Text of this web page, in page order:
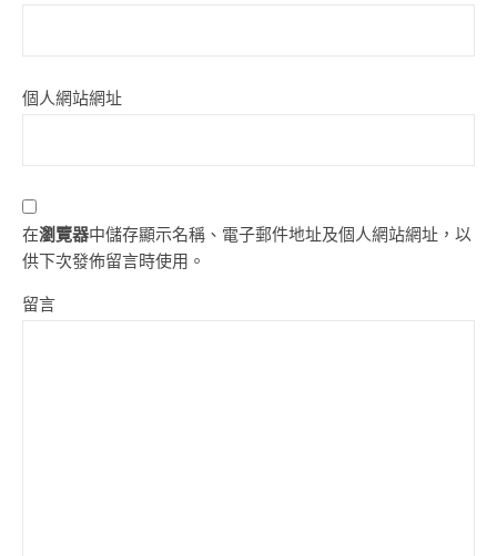
個人網站網址
在瀏覽器中儲存顯示名稱、電子郵件地址及個人網站網址，以
供下次發佈留言時使用。
留言